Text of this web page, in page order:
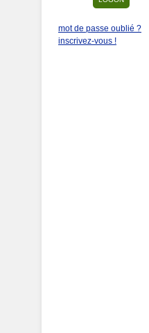
mot de passe oublié ?
inscrivez-vous !